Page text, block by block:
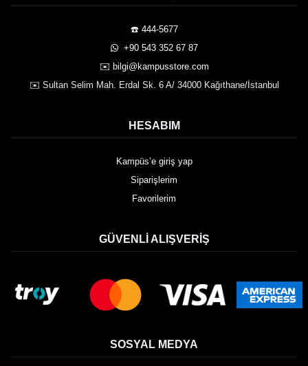
☎️ 444-5677
️ +90 543 352 67 87
✉️ bilgi@kampusstore.com
✉️ Sultan Selim Mah. Erdal Sk. 6 A/ 34000 Kağıthane/İstanbul
HESABIM
Kampüs’e giriş yap
Siparişlerim
Favorilerim
GÜVENLI ALIŞVERIŞ
SOSYAL MEDYA